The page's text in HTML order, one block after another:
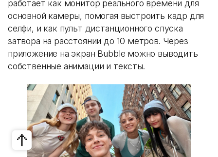
работает как монитор реального времени для
основной камеры, помогая выстроить кадр для
селфи, и как пульт дистанционного спуска
затвора на расстоянии до 10 метров. Через
приложение на экран Bubble можно выводить
собственные анимации и тексты.